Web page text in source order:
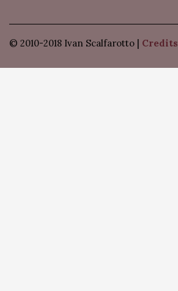
© 2010-2018 Ivan Scalfarotto | Credits